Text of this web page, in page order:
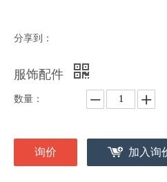
分享到：
服饰配件
数量：
询价 加入询